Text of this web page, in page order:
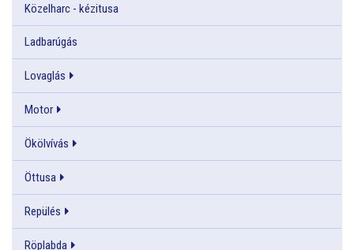
Közelharc - kézitusa
Ladbarúgás
Lovaglás
Motor
Ökölvívás
Öttusa
Repülés
Röplabda